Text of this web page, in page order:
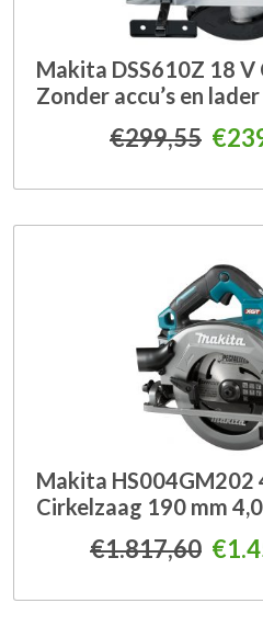
Makita DSS610Z 18
Zonder accu’s en lader
€299,55 €
Makita HS004GM202
Cirkelzaag 190 mm
€1.817,60 €